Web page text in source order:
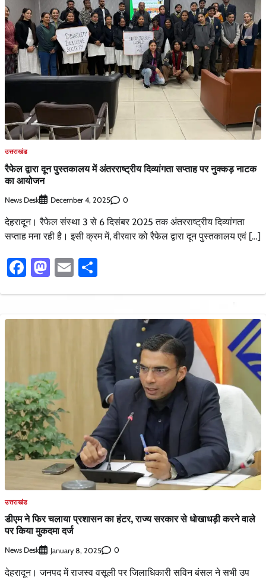
उत्तराखंड
रैफेल द्वारा दून पुस्तकालय में अंतरराष्ट्रीय दिव्यांगता सप्ताह पर नुक्कड़ नाटक
का आयोजन
News Desk December 4, 2025 0
देहरादून। रैफेल संस्था 3 से 6 दिसंबर 2025 तक अंतरराष्ट्रीय दिव्यांगता
सप्ताह मना रही है। इसी क्रम में, वीरवार को रैफेल द्वारा दून पुस्तकालय एवं […]
Facebook
Mastodon
Email
उत्तराखंड
डीएम ने फिर चलाया प्रशासन का हंटर, राज्य सरकार से धोखाधड़ी करने वाले
पर किया मुकदमा दर्ज
News Desk January 8, 2025 0
देहरादून। जनपद में राजस्व वसूली पर जिलाधिकारी सविन बंसल ने सभी उप